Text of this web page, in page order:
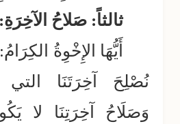
ثالثاً: صَلاحُ الآخِرَةِ:
أَيُّهَا الإِخْوِةُ
نُصْلِحَ آخِرَتَنَا التي
وَصَلَاحُ آخِرَتِنَا لا